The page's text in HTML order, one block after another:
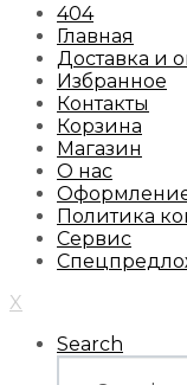
404
Главная
Доставка и
Избранное
Контакты
Корзина
Магазин
О нас
Оформление
Политика
Сервис
X
Search
Search